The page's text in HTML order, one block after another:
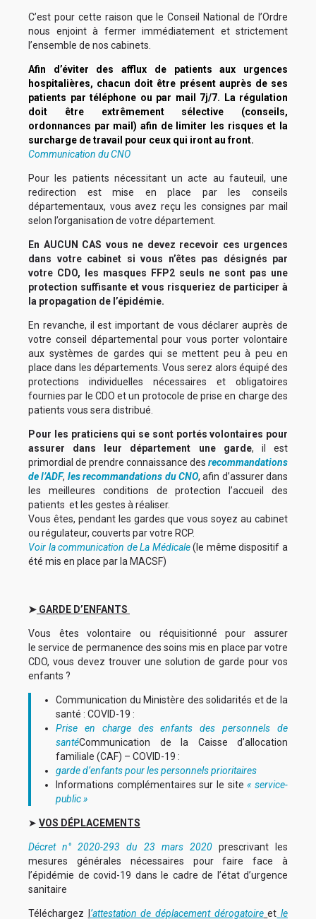
C’est pour cette raison que le Conseil National de l’Ordre
nous enjoint à fermer immédiatement et strictement
l’ensemble de nos cabinets.
Afin d’éviter des afflux de patients aux urgences
hospitalières, chacun doit être présent auprès de ses
patients par téléphone ou par mail 7j/7. La régulation
doit être extrêmement sélective (conseils,
ordonnances par mail) afin de limiter les risques et la
surcharge de travail pour ceux qui iront au front.
Communication du CNO
Pour les patients nécessitant un acte au fauteuil, une
redirection est mise en place par les conseils
départementaux, vous avez reçu les consignes par mail
selon l’organisation de votre département.
En AUCUN CAS vous ne devez recevoir ces urgences
dans votre cabinet si vous n’êtes pas désignés par
votre CDO, les masques FFP2 seuls ne sont pas une
protection suffisante et vous risqueriez de participer à
la propagation de l’épidémie.
En revanche, il est important de vous déclarer auprès de
votre conseil départemental pour vous porter volontaire
aux systèmes de gardes qui se mettent peu à peu en
place dans les départements. Vous serez alors équipé des
protections individuelles nécessaires et obligatoires
fournies par le CDO et un protocole de prise en charge des
patients vous sera distribué.
Pour les praticiens qui se sont portés volontaires pour
assurer dans leur département une garde, il est
primordial de prendre connaissance des recommandations
de l’ADF, les recommandations du CNO, afin d’assurer dans
les meilleures conditions de protection l’accueil des
patients et les gestes à réaliser.
Vous êtes, pendant les gardes que vous soyez au cabinet
ou régulateur, couverts par votre RCP.
Voir la communication de La Médicale(le même dispositif a
été mis en place par la MACSF)
➤ GARDE D’ENFANTS
Vous êtes volontaire ou réquisitionné pour assurer
le service de permanence des soins mis en place par votre
CDO, vous devez trouver une solution de garde pour vos
enfants ?
Communication du Ministère des solidarités et de la
santé : COVID-19 :
Prise en charge des enfants des personnels de
santéCommunication de la Caisse d’allocation
familiale (CAF) – COVID-19 :
garde d’enfants pour les personnels prioritaires
Informations complémentaires sur le site« service-
public »
➤ VOS DÉPLACEMENTS
Décret n° 2020-293 du 23 mars 2020prescrivant les
mesures générales nécessaires pour faire face à
l’épidémie de covid-19 dans le cadre de l’état d’urgence
sanitaire
Téléchargez ’attestation de déplacement dérogatoire et le